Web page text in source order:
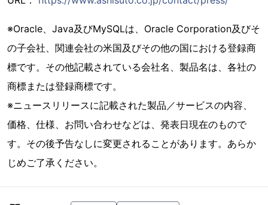
※Oracle、Java及びMySQLは、Oracle Corporation及びそ
の子会社、関連会社の米国及びその他の国における登録商
標です。その他記載されている会社名、製品名は、各社の
商標または登録商標です。
※ニュースリリースに記載された製品／サービスの内容、
価格、仕様、お問い合わせなどは、発表日現在のもので
す。その後予告なしに変更されることがあります。あらか
じめご了承ください。